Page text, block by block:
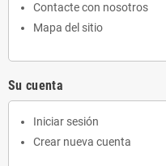
Contacte con nosotros
Mapa del sitio
Su cuenta
Iniciar sesión
Crear nueva cuenta